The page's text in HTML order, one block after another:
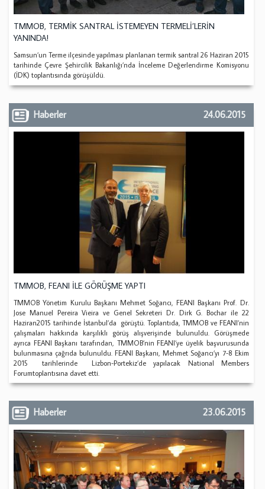
TMMOB, TERMİK SANTRAL İSTEMEYEN TERMELİ’LERİN
YANINDA!
Samsun’un Terme ilçesinde yapılması planlanan termik santral 26 Haziran 2015
tarihinde Çevre Şehircilik Bakanlığı’nda İnceleme Değerlendirme Komisyonu
(İDK) toplantısında görüşüldü.
Haberler 24.06.2015
TMMOB, FEANI İLE GÖRÜŞME YAPTI
TMMOB Yönetim Kurulu Başkanı Mehmet Soğancı, FEANI Başkanı Prof. Dr.
Jose Manuel Pereira Vieira ve Genel Sekreteri Dr. Dirk G. Bochar ile 22
Haziran2015 tarihinde İstanbul’da görüştü. Toplantıda, TMMOB ve FEANI’nin
çalışmaları hakkında karşılıklı görüş alışverişinde bulunuldu. Görüşmede
ayrıca FEANI Başkanı tarafından, TMMOB’nin FEANI’ye üyelik başvurusunda
bulunmasına çağrıda bulunuldu. FEANI Başkanı, Mehmet Soğancı’yı 7-8 Ekim
2015 tarihlerinde Lizbon-Portekiz’de yapılacak National Members
Forumtoplantısına davet etti.
Haberler 23.06.2015